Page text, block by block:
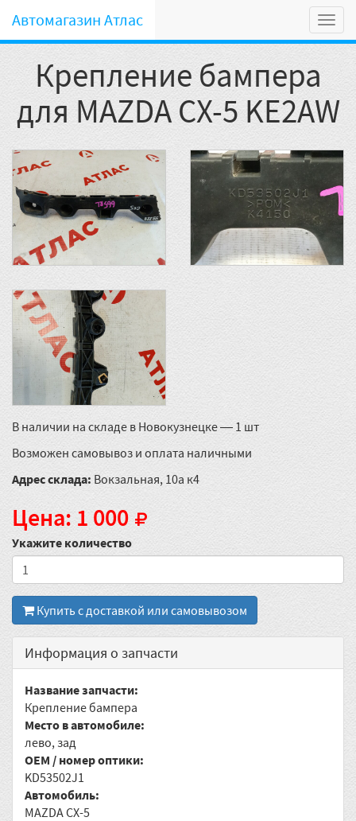
Автомагазин Атлас
Крепление бампера
для MAZDA CX-5 KE2AW
В наличии на складе в Новокузнецке — 1 шт
Возможен самовывоз и оплата наличными
Адрес склада: Вокзальная, 10а к4
Цена: 1 000
Укажите количество
Купить с доставкой или самовывозом
Информация о запчасти
Название запчасти:
Крепление бампера
Место в автомобиле:
лево, зад
OEM / номер оптики:
KD53502J1
Автомобиль:
MAZDA CX-5